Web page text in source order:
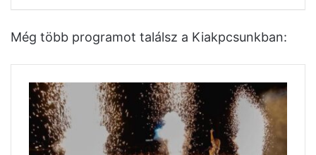
Még több programot találsz a Kiakpcsunkban: